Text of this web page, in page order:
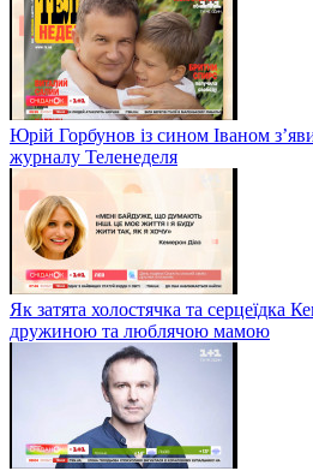
Юрій Горбунов із сином Іваном
журналу Теленеделя
Як затята холостячка та серцеїдка
дружиною та люблячою мамою